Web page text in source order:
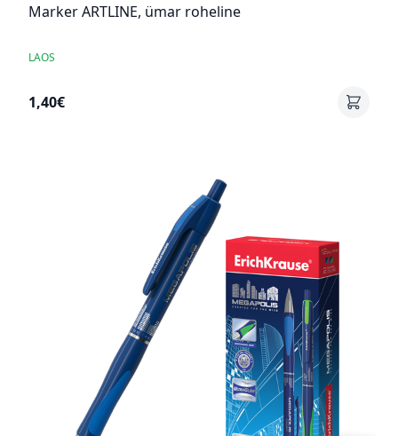
Marker ARTLINE, ümar roheline
LAOS
1,40€